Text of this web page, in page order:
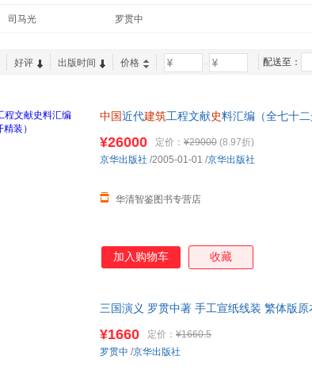
司马光 罗贯中
好评 出版时间 价格 - 配送至：
中国 近代建筑工程文献史料汇编（全七十
¥26000 定价： ¥29000 (8.97折)
华清智鉴图书专营店
京华出版社 /2005-01-01 /京华出版社
加入购物车 收藏
三国演义 罗贯中著 手工宣纸线装 繁体版
¥1660 定价： ¥1660.5
罗贯中 /京华出版社